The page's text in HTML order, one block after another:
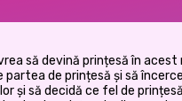
să devină prințesă în acest
partea de prințesă și să
și să decidă ce fel de